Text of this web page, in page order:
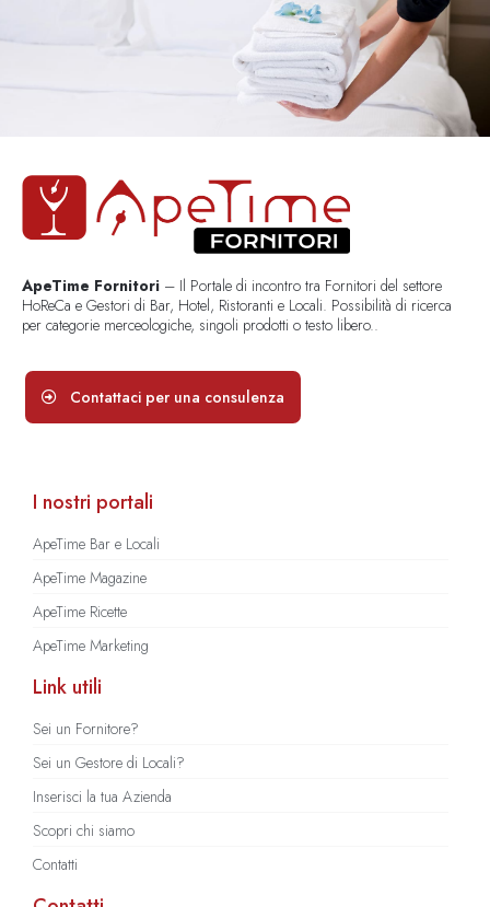
ApeTime Fornitori – Il Portale di incontro tra Fornitori del settore
HoReCa e Gestori di Bar, Hotel, Ristoranti e Locali. Possibilità di ricerca
per categorie merceologiche, singoli prodotti o testo libero..
Contattaci per una consulenza
I nostri portali
ApeTime Bar e Locali
ApeTime Magazine
ApeTime Ricette
ApeTime Marketing
Link utili
Sei un Fornitore?
Sei un Gestore di Locali?
Inserisci la tua Azienda
Scopri chi siamo
Contatti